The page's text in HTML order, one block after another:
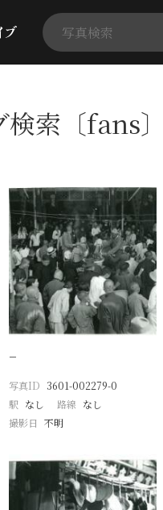
索〔fans〕
−
写真ID 3601-002279-0
駅 なし 路線 なし
撮影日 不明